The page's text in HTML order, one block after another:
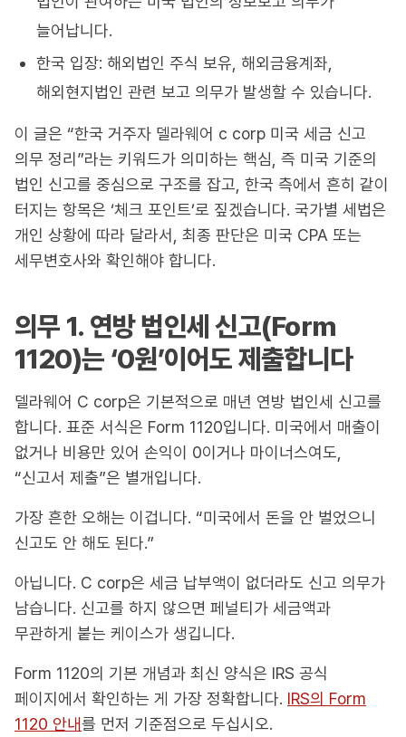
늘어납니다.
한국 입장: 해외법인 주식 보유, 해외금융계좌,
해외현지법인 관련 보고 의무가 발생할 수 있습니다.
이 글은 “한국 거주자 델라웨어 c corp 미국 세금 신고
의무 정리”라는 키워드가 의미하는 핵심, 즉 미국 기준의
법인 신고를 중심으로 구조를 잡고, 한국 측에서 흔히 같이
터지는 항목은 ‘체크 포인트’로 짚겠습니다. 국가별 세법은
개인 상황에 따라 달라서, 최종 판단은 미국 CPA 또는
세무변호사와 확인해야 합니다.
의무 1. 연방 법인세 신고(Form
1120)는 ‘0원’이어도 제출합니다
델라웨어 C corp은 기본적으로 매년 연방 법인세 신고를
합니다. 표준 서식은 Form 1120입니다. 미국에서 매출이
없거나 비용만 있어 손익이 0이거나 마이너스여도,
“신고서 제출”은 별개입니다.
가장 흔한 오해는 이겁니다. “미국에서 돈을 안 벌었으니
신고도 안 해도 된다.”
아닙니다. C corp은 세금 납부액이 없더라도 신고 의무가
남습니다. 신고를 하지 않으면 페널티가 세금액과
무관하게 붙는 케이스가 생깁니다.
Form 1120의 기본 개념과 최신 양식은 IRS 공식
페이지에서 확인하는 게 가장 정확합니다. IRS의 Form
1120 안내를 먼저 기준점으로 두십시오.